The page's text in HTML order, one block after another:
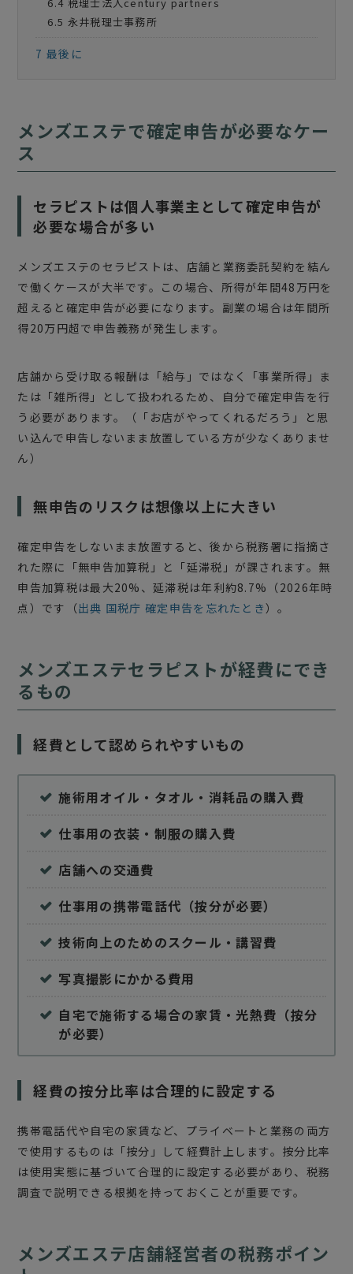
6.5 永井税理士事務所
7 最後に
メンズエステで確定申告が必要なケー
ス
セラピストは個人事業主として確定申告が
必要な場合が多い
メンズエステのセラピストは、店舗と業務委託契約を結ん
で働くケースが大半です。この場合、所得が年間48万円を
超えると確定申告が必要になります。副業の場合は年間所
得20万円超で申告義務が発生します。
店舗から受け取る報酬は「給与」ではなく「事業所得」ま
たは「雑所得」として扱われるため、自分で確定申告を行
う必要があります。（「お店がやってくれるだろう」と思
い込んで申告しないまま放置している方が少なくありませ
ん）
無申告のリスクは想像以上に大きい
確定申告をしないまま放置すると、後から税務署に指摘さ
れた際に「無申告加算税」と「延滞税」が課されます。無
申告加算税は最大20%、延滞税は年利約8.7%（2026年時
点）です（出典 国税庁 確定申告を忘れたとき）。
メンズエステセラピストが経費にでき
るもの
経費として認められやすいもの
施術用オイル・タオル・消耗品の購入費
仕事用の衣装・制服の購入費
店舗への交通費
仕事用の携帯電話代（按分が必要）
技術向上のためのスクール・講習費
写真撮影にかかる費用
自宅で施術する場合の家賃・光熱費（按分
が必要）
経費の按分比率は合理的に設定する
携帯電話代や自宅の家賃など、プライベートと業務の両方
で使用するものは「按分」して経費計上します。按分比率
は使用実態に基づいて合理的に設定する必要があり、税務
調査で説明できる根拠を持っておくことが重要です。
メンズエステ店舗経営者の税務ポイン